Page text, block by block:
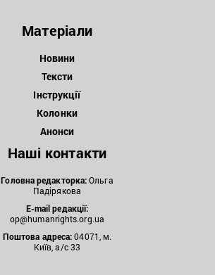
Матеріали
Новини
Тексти
Інструкції
Колонки
Анонси
Наші контакти
Головна редакторка:Ольга
Падірякова
E-mail редакції:
op@humanrights.org.ua
Поштова адреса:04071, м.
Київ, а/с 33